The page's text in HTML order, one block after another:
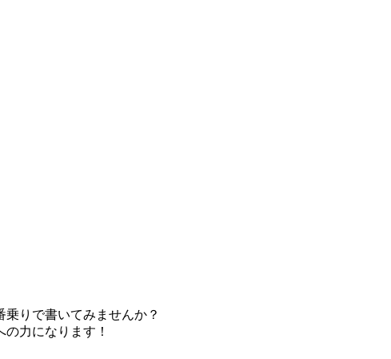
乗りで書いてみませんか？
力になります！